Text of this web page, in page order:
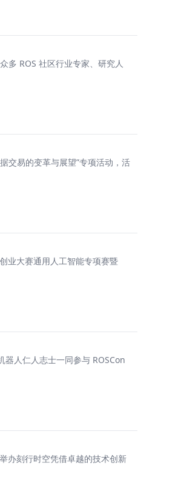
多 ROS 社区行业专家、研究人
交易的变革与展望”专项活动，活
业大赛通用人工智能专项赛暨
人仁人志士一同参与 ROSCon
办刻行时空凭借卓越的技术创新